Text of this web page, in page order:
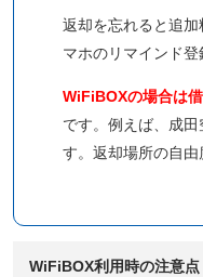
返却を忘れると追
マホのリマインド登
WiFiBOXの場合は
です。例えば、成
す。返却場所の自由
WiFiBOX利用時の注意点